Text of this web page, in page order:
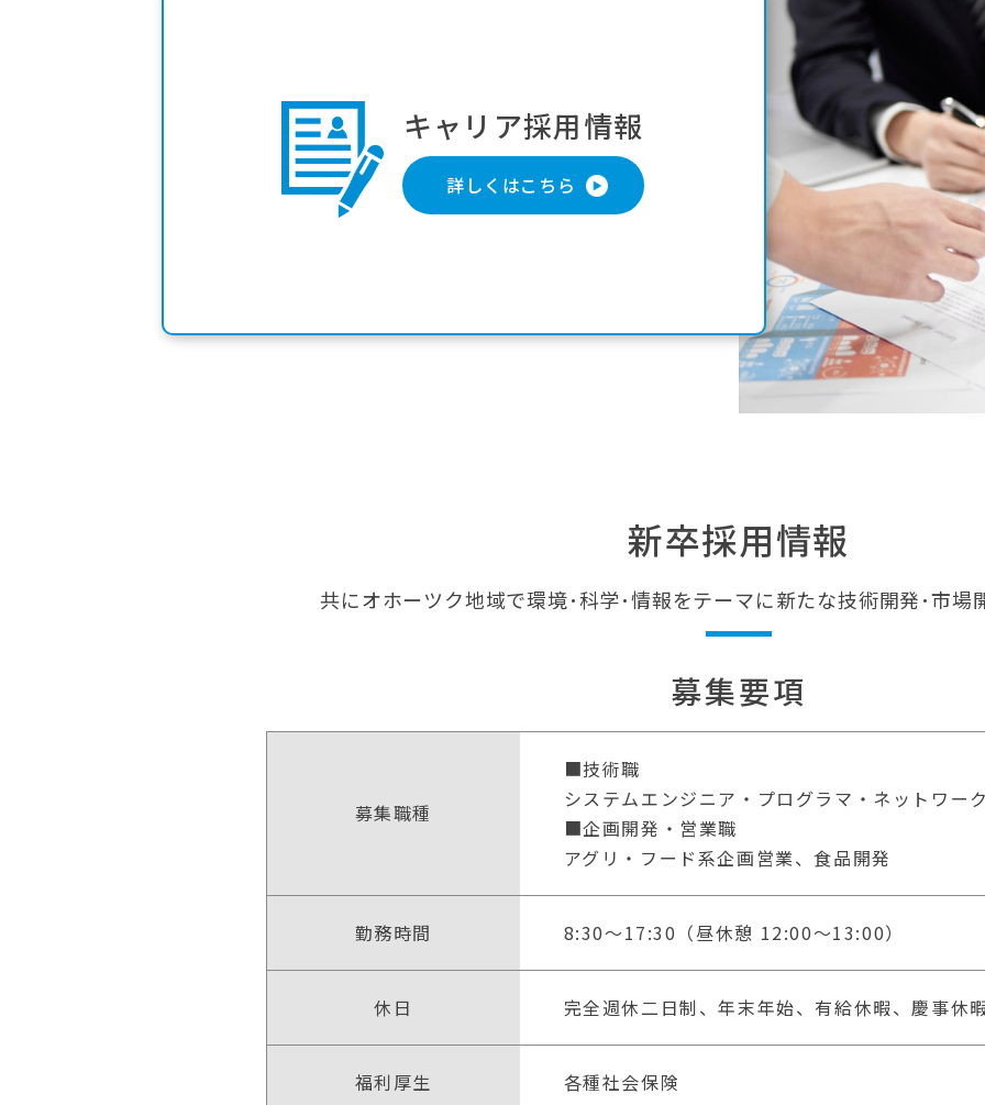
キャリア採用情報
詳しくはこちら
新卒採用情報
共にオホーツク地域で環境･科学･情報をテーマに新たな技術開発･市場
募集要項
募集職種
■技術職
システムエンジニア・プログラマ・ネットワー
■企画開発・営業職
アグリ・フード系企画営業、食品開発
勤務時間 8:30〜17:30（昼休憩 12:00〜13:00）
休日 完全週休二日制、年末年始、有給休暇、慶事休
福利厚生 各種社会保険